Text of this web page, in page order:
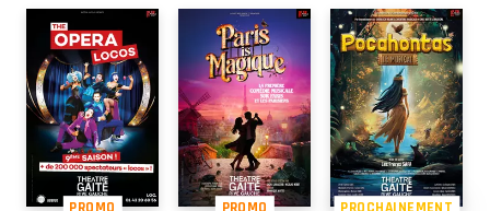
PROMO PROMO PROCHAINEMENT